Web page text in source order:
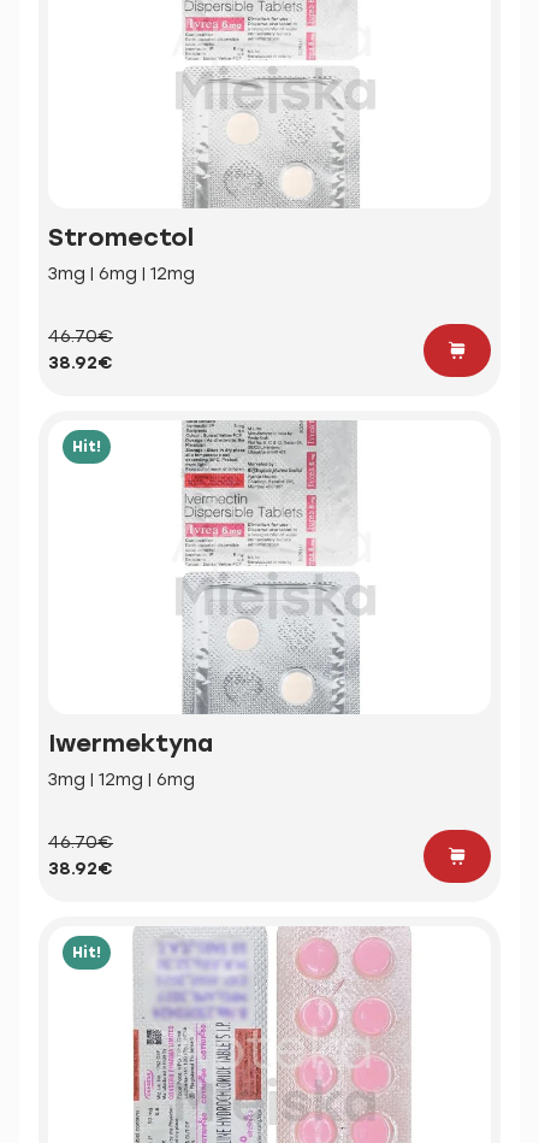
Stromectol
3mg | 6mg | 12mg
46.70€
38.92€
Hit!
Iwermektyna
3mg | 12mg | 6mg
46.70€
38.92€
Hit!